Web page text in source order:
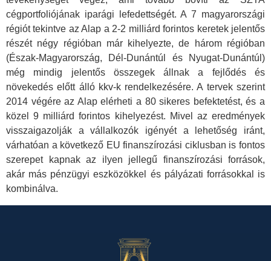
cégportfoliójának iparági lefedettségét. A 7 magyarországi
régiót tekintve az Alap a 2-2 milliárd forintos keretek jelentős
részét négy régióban már kihelyezte, de három régióban
(Észak-Magyarország, Dél-Dunántúl és Nyugat-Dunántúl)
még mindig jelentős összegek állnak a fejlődés és
növekedés előtt álló kkv-k rendelkezésére. A tervek szerint
2014 végére az Alap elérheti a 80 sikeres befektetést, és a
közel 9 milliárd forintos kihelyezést. Mivel az eredmények
visszaigazolják a vállalkozók igényét a lehetőség iránt,
várhatóan a következő EU finanszírozási ciklusban is fontos
szerepet kapnak az ilyen jellegű finanszírozási források,
akár más pénzügyi eszközökkel és pályázati forrásokkal is
kombinálva.